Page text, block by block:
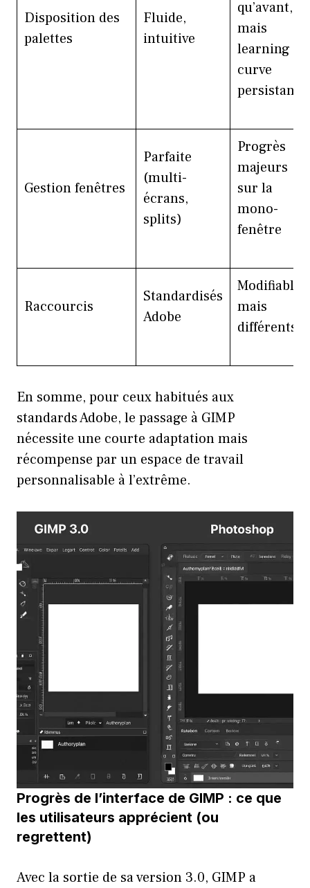
Disposition des
palettes
Fluide,
intuitive
qu’avant,
mais
learning
curve
persistante
Gestion fenêtres
Parfaite
(multi-
écrans,
splits)
Progrès
majeurs
sur la
mono-
fenêtre
Raccourcis
Standardisés
Adobe
Modifiables,
mais
différents
En somme, pour ceux habitués aux
standards Adobe, le passage à GIMP
nécessite une courte adaptation mais
récompense par un espace de travail
personnalisable à l’extrême.
Progrès de l’interface de GIMP : ce que
les utilisateurs apprécient (ou
regrettent)
Avec la sortie de sa version 3.0, GIMP a